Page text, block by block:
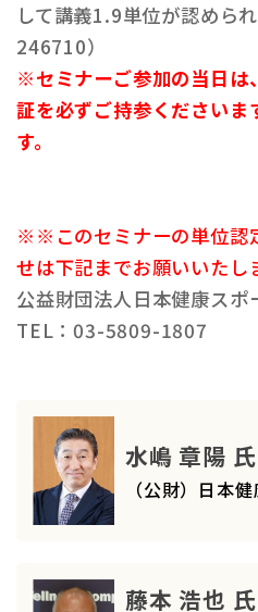
して講義1.9単位が認めら
246710）
※セミナーご参加の当日は
証を必ずご持参くださいま
す。
※※このセミナーの単位認
せは下記までお願いいたし
公益財団法人日本健康スポ
TEL：03-5809-1807
水嶋 章陽 氏
（公財）日本
藤本 浩也 氏